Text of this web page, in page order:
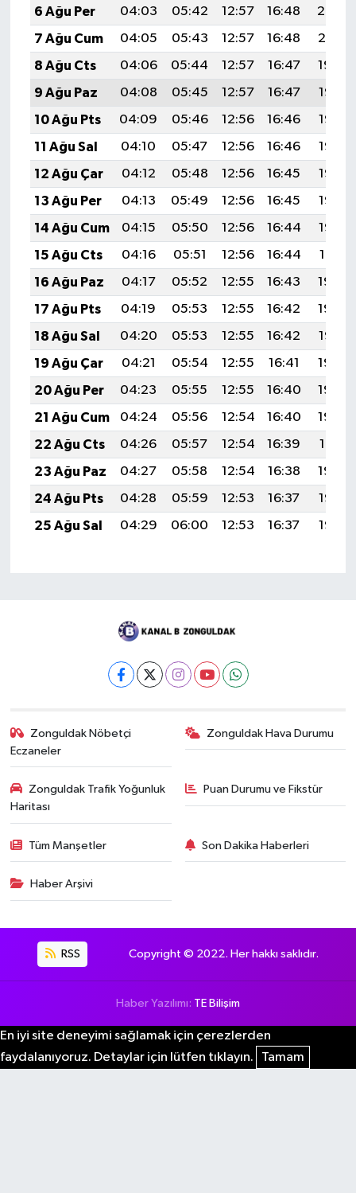
6 Ağu Per
04:03 05:42 12:57 16:48
20:02
7 Ağu Cum
04:05 05:43 12:57 16:48
20:01
8 Ağu Cts
04:06 05:44 12:57 16:47
19:59
9 Ağu Paz
04:08 05:45 12:57 16:47
19:58
10 Ağu Pts
04:09 05:46 12:56 16:46
19:57
11 Ağu Sal
04:10 05:47 12:56 16:46
19:56
12 Ağu Çar
04:12 05:48 12:56 16:45
19:55
13 Ağu Per
04:13 05:49 12:56 16:45
19:53
14 Ağu Cum
04:15 05:50 12:56 16:44
19:52
15 Ağu Cts
04:16 05:51 12:56 16:44
19:51
16 Ağu Paz
04:17 05:52 12:55 16:43
19:49
17 Ağu Pts
04:19 05:53 12:55 16:42
19:48
18 Ağu Sal
04:20 05:53 12:55 16:42
19:47
19 Ağu Çar
04:21 05:54 12:55 16:41
19:45
20 Ağu Per
04:23 05:55 12:55 16:40
19:44
21 Ağu Cum
04:24 05:56 12:54 16:40
19:42
22 Ağu Cts
04:26 05:57 12:54 16:39
19:41
23 Ağu Paz
04:27 05:58 12:54 16:38
19:39
24 Ağu Pts
04:28 05:59 12:53 16:37
19:38
25 Ağu Sal
04:29 06:00 12:53 16:37 19:36
Zonguldak Nöbetçi
Eczaneler
Zonguldak Hava Durumu
Zonguldak Trafik Yoğunluk
Haritası
Puan Durumu ve Fikstür
Tüm Manşetler Son Dakika Haberleri
Haber Arşivi
RSS Copyright © 2022. Her hakkı saklıdır.
Haber Yazılımı: TE Bilişim
En iyi site deneyimi sağlamak için çerezlerden
faydalanıyoruz. Detaylar için lütfen tıklayın.
Tamam